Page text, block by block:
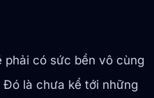
có sức bền vô cùng
Đó là chưa kể tới những